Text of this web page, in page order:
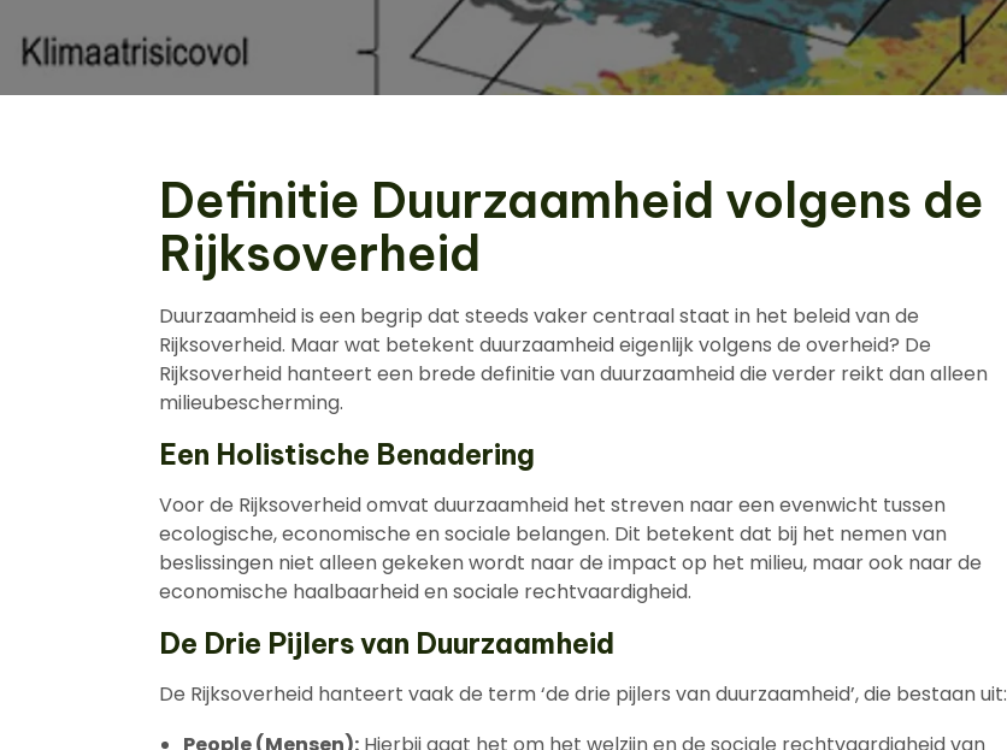
Definitie Duurzaamheid volgens de
Rijksoverheid
Duurzaamheid is een begrip dat steeds vaker centraal staat in het beleid van de
Rijksoverheid. Maar wat betekent duurzaamheid eigenlijk volgens de overheid? De
Rijksoverheid hanteert een brede definitie van duurzaamheid die verder reikt dan alleen
milieubescherming.
Een Holistische Benadering
Voor de Rijksoverheid omvat duurzaamheid het streven naar een evenwicht tussen
ecologische, economische en sociale belangen. Dit betekent dat bij het nemen van
beslissingen niet alleen gekeken wordt naar de impact op het milieu, maar ook naar de
economische haalbaarheid en sociale rechtvaardigheid.
De Drie Pijlers van Duurzaamheid
De Rijksoverheid hanteert vaak de term ‘de drie pijlers van duurzaamheid’, die bestaan uit: